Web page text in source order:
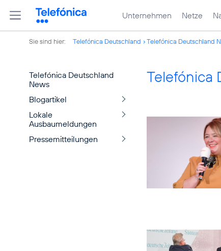
Unternehmen Netze
Sie sind hier: Telefónica Deutschland Telefónica Deutschland
Telefónica Deutschland
News
Blogartikel
Lokale
Ausbaumeldungen
Pressemitteilungen
Telefónica